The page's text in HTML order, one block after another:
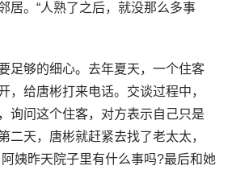
居。“人熟了之后，就没那么多事
足够的细心。去年夏天，一个住客
，给唐彬打来电话。交谈过程中，
询问这个住客，对方表示自己只是
二天，唐彬就赶紧去找了老太太，
姨昨天院子里有什么事吗?最后和她